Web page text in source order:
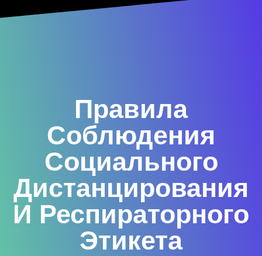
Правила
Соблюдения
Социального
Дистанцирования
И Респираторного
Этикета